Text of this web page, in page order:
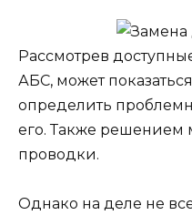
Рассмотрев
АБС, может
определить
его. Также решением
проводки.
Однако на деле не все